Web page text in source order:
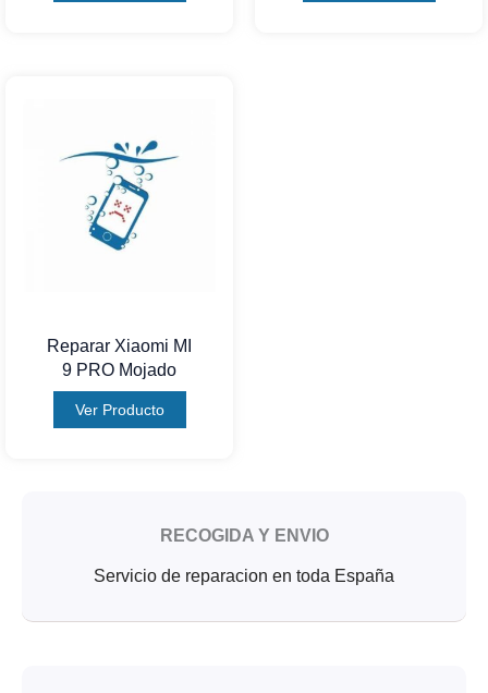
Reparar Xiaomi MI
9 PRO Mojado
Ver Producto
RECOGIDA Y ENVIO
Servicio de reparacion en toda España